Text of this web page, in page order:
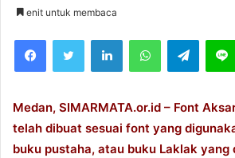
a
e
m
enit untuk membaca
Telegram
Medan, SIMARMATA.or.id – Font
telah dibuat sesuai font yang
buku pustaha, atau buku Laklak yang